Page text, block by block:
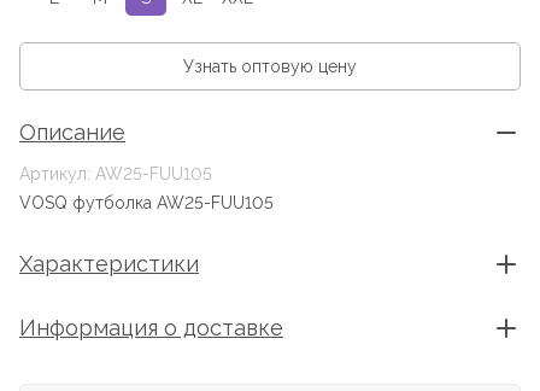
Узнать оптовую цену
Описание
Артикул: AW25-FUU105
VOSQ футболка AW25-FUU105
Характеристики
Информация о доставке